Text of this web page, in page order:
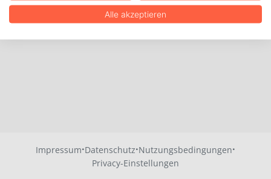
Impressum·Datenschutz·Nutzungsbedingungen·
Privacy-Einstellungen
Alle akzeptieren